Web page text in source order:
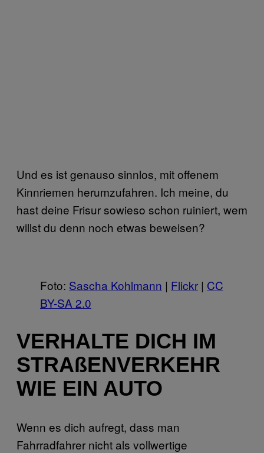
Und es ist genauso sinnlos, mit offenem
Kinnriemen herumzufahren. Ich meine, du
hast deine Frisur sowieso schon ruiniert, wem
willst du denn noch etwas beweisen?
Foto: Sascha Kohlmann | Flickr | CC
BY-SA 2.0
VERHALTE DICH IM
STRAßENVERKEHR
WIE EIN AUTO
Wenn es dich aufregt, dass man
Fahrradfahrer nicht als vollwertige